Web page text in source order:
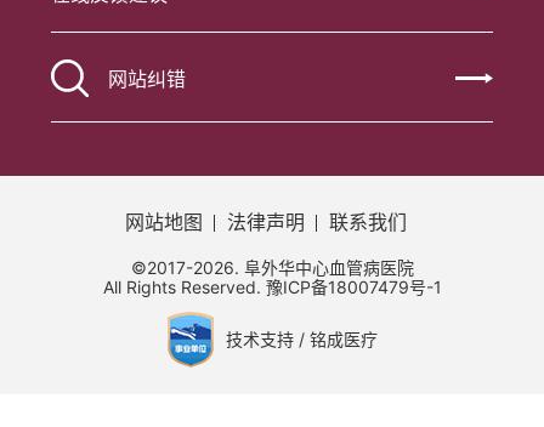
网站纠错
网站地图 法律声明 联系我们
©2017-2026. 阜外华中心血管病医院
All Rights Reserved. 豫ICP备18007479号-1
技术支持 / 铭成医疗